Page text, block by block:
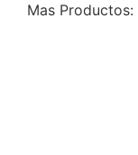
Mas Productos: